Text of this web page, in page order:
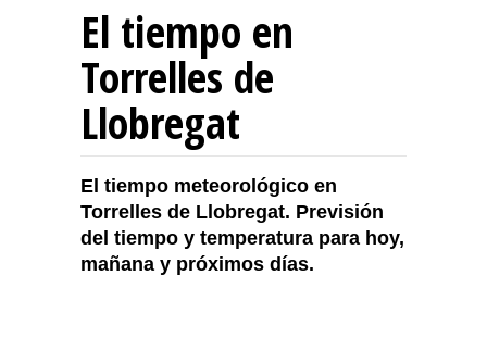
El tiempo en
Torrelles de
Llobregat
El tiempo meteorológico en
Torrelles de Llobregat. Previsión
del tiempo y temperatura para hoy,
mañana y próximos días.